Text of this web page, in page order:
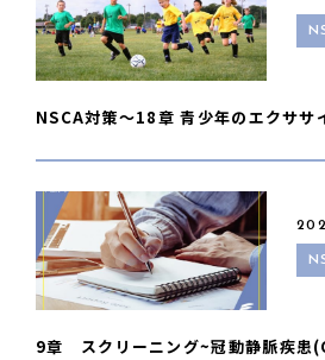
NSCA対策〜18章 青少年のエクササ
9章 スクリーニング~冠動静脈疾患